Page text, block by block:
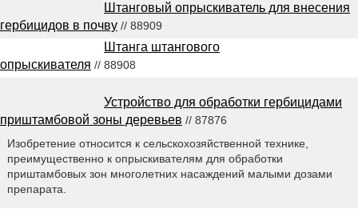
Штанговый опрыскиватель для внесения
гербицидов в почву // 88909
Штанга штангового
опрыскивателя // 88908
Устройство для обработки гербицидами
приштамбовой зоны деревьев // 87876
Изобретение относится к сельскохозяйственной технике,
преимущественно к опрыскивателям для обработки
приштамбовых зон многолетних насаждений малыми дозами
препарата.